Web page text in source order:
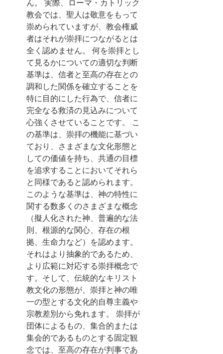
ん。 実際、ローマ・カトリック
教会では、聖人は敬意をもって
崇められていますが、教会権威
者はそれが崇拝につながるとは
全く認めません。 何を崇拝とし
て見るかについての適切な判断
基準は、信者と至高の存在との
調和した関係を確立することを
特に目的にした行為で、信者に
完全なる救済の見込みについて
心強くさせていることです。 こ
の基準は、崇拝の機能に基づい
ており、さまざまな文化形態と
しての価値を持ち、共通の目標
を追求することにおいてそれら
と同様であると認められます。
このような基準は、神の特性に
関する数多くのさまざまな概念
（擬人化された神、普遍的な法
則、根源的な関心、存在の根
拠、生命力など）を認めます。
それはより抽象的であるため、
より広範に対応する崇拝概念で
す。そして、伝統的なキリスト
教文化の形態が、崇拝と神の唯
一の型とする文化的自尊主義や
宗教差別から免れます。 崇拝が
団体によるもの、集合的または
集会的であるものとする固定観
念では、至高の存在が判事であ